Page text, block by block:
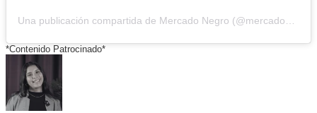
Una publicación compartida de Mercado Negro (@mercadonegrope)
*Contenido Patrocinado*